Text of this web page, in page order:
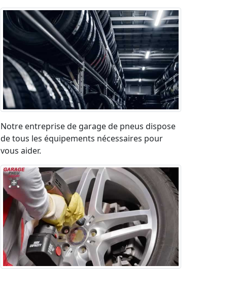
Notre entreprise de garage de pneus dispose
de tous les équipements nécessaires pour
vous aider.